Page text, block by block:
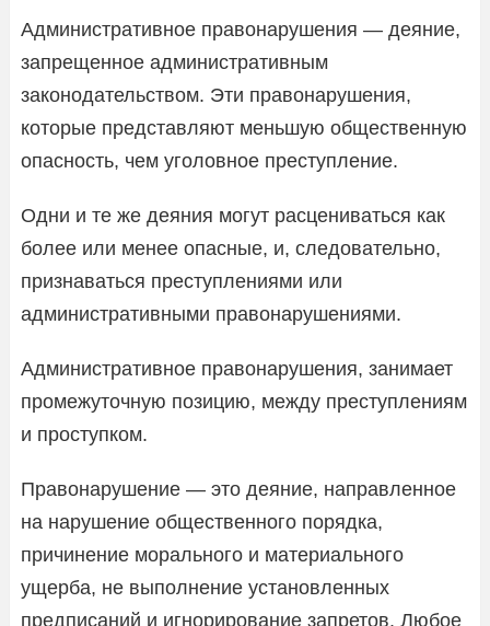
Административное правонарушения — деяние,
запрещенное административным
законодательством. Эти правонарушения,
которые представляют меньшую общественную
опасность, чем уголовное преступление.
Одни и те же деяния могут расцениваться как
более или менее опасные, и, следовательно,
признаваться преступлениями или
административными правонарушениями.
Административное правонарушения, занимает
промежуточную позицию, между преступлениям
и проступком.
Правонарушение — это деяние, направленное
на нарушение общественного порядка,
причинение морального и материального
ущерба, не выполнение установленных
предписаний и игнорирование запретов. Любое